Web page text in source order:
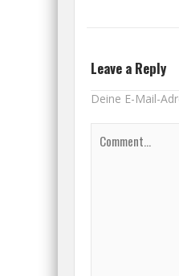
Leave a Reply
Deine E-Mail-